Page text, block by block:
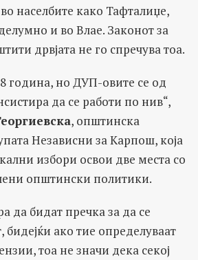
населбите како Тафталиџе,
и во Влае. Законот за
дрвјата не го спречува тоа.
година, но ДУП-овите се од
да се работи по нив“,
, општинска
Независни за Карпош, која
избори освои две места со
општински политики.
да бидат пречка за да се
бидејќи ако тие определуваат
тоа не значи дека секој